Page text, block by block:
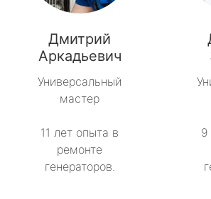
Дмитрий
Аркадьевич
Универсальный
мастер
11 лет опыта в
ремонте
генераторов.
9